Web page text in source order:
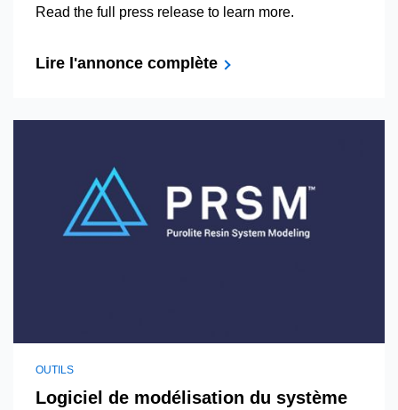
Read the full press release to learn more.
Lire l'annonce complète
OUTILS
Logiciel de modélisation du système